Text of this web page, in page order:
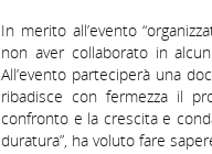
In merito all’evento
non aver collaborato in
All’evento parteciperà una
ribadisce con fermezza il
confronto e la crescita e
duratura”, ha voluto fare